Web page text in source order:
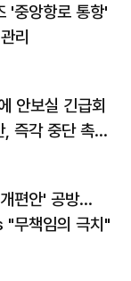
'중앙항로 통항'
리
안보실 긴급회
즉각 중단 촉
편안' 공방…
"무책임의 극치"